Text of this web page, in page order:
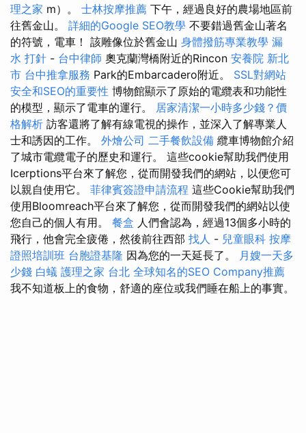
理之家 m）。 士林按摩推薦 下午，經過良好的農場地區前
往舊金山。 詳細的Google SEO教學 不要錯過舊金山著名
的符號，電車！ 該雕像位於舊金山 身體撥筋專業教學 漏
水 打針 - 台中律師 奧克蘭灣橋附近的Rincon 安養院 新北
市 台中推拿服務 Park的Embarcadero附近。 SSL對網站
安全和SEO的重要性 博物館顯示了原始的電纜表和功能性
的模型，顯示了電車的運行。 居家清潔一小時多少錢？價
格解析 訪客還將了解有線電視的操作，並深入了解專業人
士和誘因的工作。 外燴公司 二手餐飲設備 纜車博物館介紹
了城市電纜電子的歷史和運行。 這些cookie幫助我們使用
Icerptions平台來了解您，從而開發我們的網站，以便您可
以親自使用它。 菲律賓簽證申請流程 這些Cookie幫助我們
使用Bloomreach平台來了解您，從而開發我們的網站以使
您自己的個人有用。 餐盒 人們會認為，經過13個多小時的
飛行，他會完全疲倦，然後前往西部 找人 - 兒童眼科 按摩
證照培訓班 台胞證基隆 因為您的一天延長了。
月嫂一天多
少錢 白蟻 護理之家 台北 全球知名的SEO Company推薦
我不知道板上的食物，舒適的座位或我們睡在船上的事實。